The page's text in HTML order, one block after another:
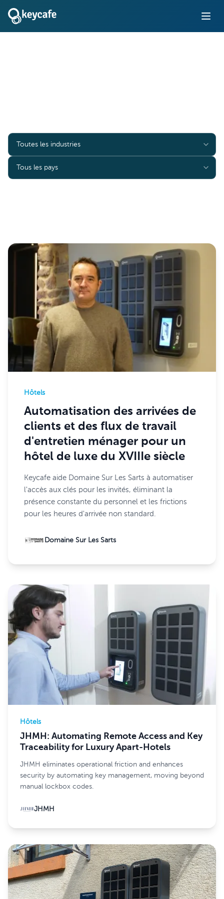
Hôtels
Automatisation des arrivées de
clients et des flux de travail
d'entretien ménager pour un
hôtel de luxe du XVIIIe siècle
Keycafe aide Domaine Sur Les Sarts à automatiser
l'accès aux clés pour les invités, éliminant la
présence constante du personnel et les frictions
pour les heures d'arrivée non standard.
Domaine Sur Les Sarts
Hôtels
JHMH: Automating Remote Access and Key
Traceability for Luxury Apart-Hotels
JHMH eliminates operational friction and enhances
security by automating key management, moving beyond
manual lockbox codes.
JHMH